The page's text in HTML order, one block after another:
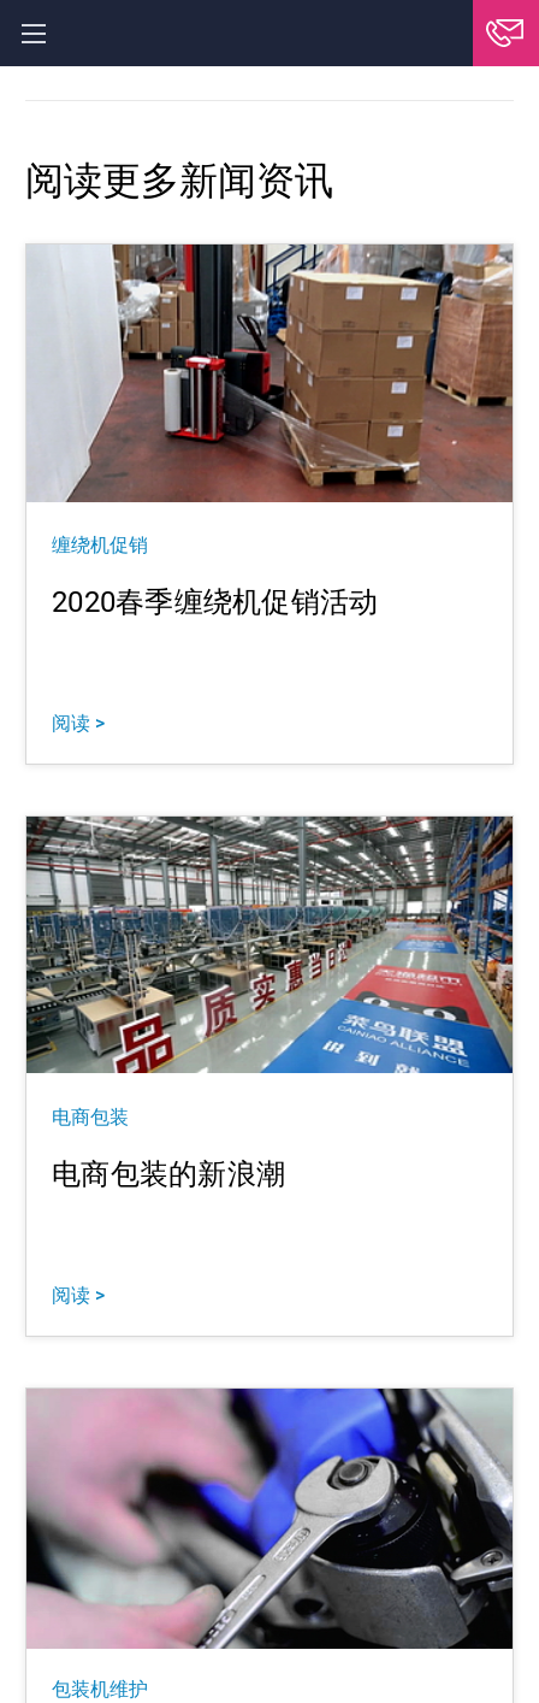
阅读更多新闻资讯
缠绕机促销
2020春季缠绕机促销活动
阅读 >
电商包装
电商包装的新浪潮
阅读 >
包装机维护